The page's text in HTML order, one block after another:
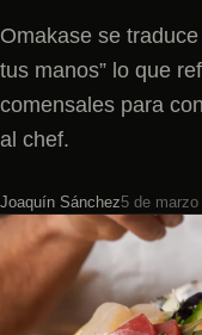
Omakase se traduce
tus manos” lo que
comensales para
al chef.
Joaquín Sánchez5 de